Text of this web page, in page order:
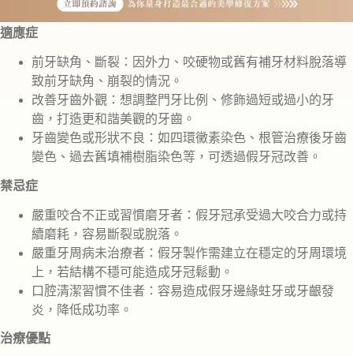
適應症
前牙缺角、斷裂：因外力、咬硬物或舊有補牙材料脫落導
致前牙缺角、崩裂的情況。
改善牙齒外觀：想調整門牙比例、修飾過短或過小的牙
齒，打造更和諧美觀的牙齒。
牙齒變色或形狀不良：如四環黴素染色、根管治療後牙齒
變色、過去舊填補樹脂染色等，可透過假牙冠改善。
禁忌症
嚴重咬合不正或習慣磨牙者：假牙冠承受過大咬合力或持
續磨耗，容易斷裂或脫落。
嚴重牙周病未治療者：假牙製作需建立在穩定的牙周環境
上，若結構不穩可能造成牙冠鬆動。
口腔清潔習慣不佳者：容易造成假牙邊緣蛀牙或牙齦發
炎，降低成功率。
治療優點